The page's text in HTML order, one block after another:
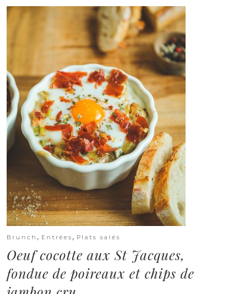
Brunch, Entrées, Plats salés
Oeuf cocotte aux St Jacques,
fondue de poireaux et chips de